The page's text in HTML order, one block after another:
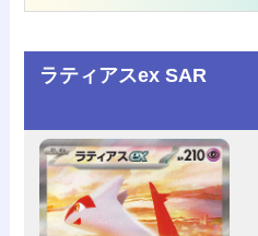
ラティアスex SAR